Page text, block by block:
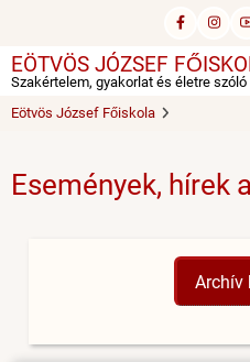
tartalomra
EÖTVÖS JÓZSEF
Szakértelem, gyakorlat és életre
Eötvös József Főiskola
Események, hírek
Archív